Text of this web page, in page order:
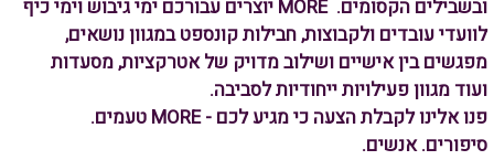
ובשבילים הקסומים. MORE יוצרים עבורכם
ימי גיבוש וימי כיף
לוועדי עובדים ולקבוצות, חבילות קונספט במגוון נושאים,
מפגשים בין אישיים ושילוב מדויק של אטרקציות, מסעדות
ועוד מגוון פעילויות ייחודיות לסביבה.
פנו אלינו לקבלת הצעה כי מגיע לכם - MORE טעמים.
סיפורים.אנשים.